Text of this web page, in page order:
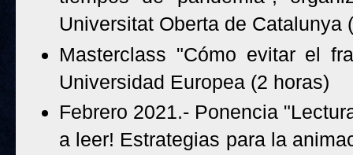
Universitat Oberta de Catalunya
Masterclass "Cómo evitar el
Universidad Europea (2 horas)
Febrero 2021.- Ponencia
a leer! Estrategias para la